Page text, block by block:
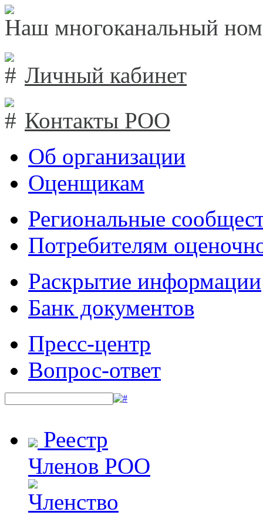
Наш многоканальный
Личный кабинет
Контакты РОО
Об организации
Оценщикам
Региональные
Потребителям
Раскрытие информации
Банк документов
Пресс-центр
Вопрос-ответ
Реестр
Членов РОО